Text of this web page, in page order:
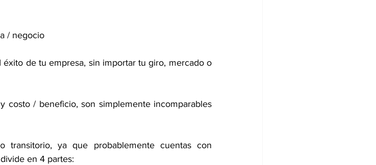
/ negocio
de tu empresa, sin importar tu giro, mercado o
costo / beneficio, son simplemente incomparables
transitorio, ya que probablemente cuentas con
en 4 partes: